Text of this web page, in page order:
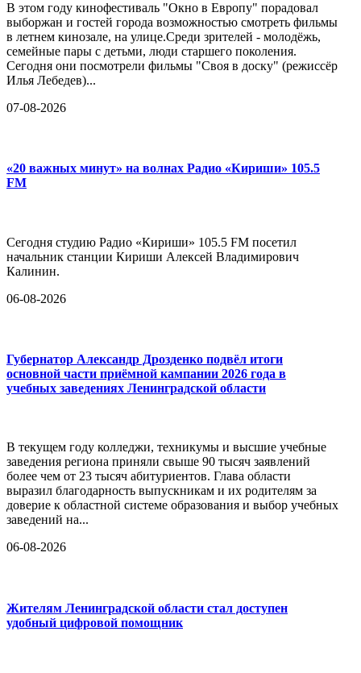
В этом году кинофестиваль "Окно в Европу" порадовал
выборжан и гостей города возможностью смотреть фильмы
в летнем кинозале, на улице.Среди зрителей - молодёжь,
семейные пары с детьми, люди старшего поколения.
Сегодня они посмотрели фильмы "Своя в доску" (режиссёр
Илья Лебедев)...
07-08-2026
«20 важных минут» на волнах Радио «Кириши» 105.5
FM
Сегодня студию Радио «Кириши» 105.5 FM посетил
начальник станции Кириши Алексей Владимирович
Калинин.
06-08-2026
Губернатор Александр Дрозденко подвёл итоги
основной части приёмной кампании 2026 года в
учебных заведениях Ленинградской области
В текущем году колледжи, техникумы и высшие учебные
заведения региона приняли свыше 90 тысяч заявлений
более чем от 23 тысяч абитуриентов. Глава области
выразил благодарность выпускникам и их родителям за
доверие к областной системе образования и выбор учебных
заведений на...
06-08-2026
Жителям Ленинградской области стал доступен
удобный цифровой помощник